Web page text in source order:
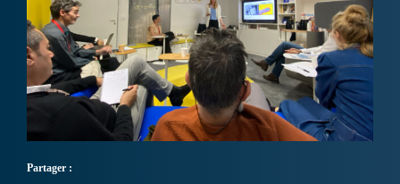
Partager :